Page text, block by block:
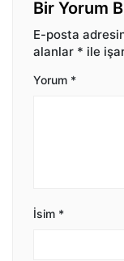
Bir Yorum
E-posta
alanlar * ile
Yorum *
İsim *